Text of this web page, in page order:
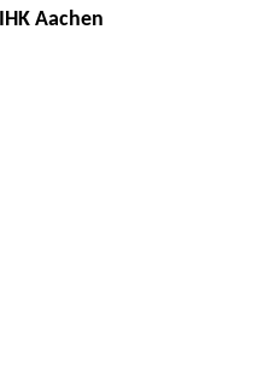
Aachen